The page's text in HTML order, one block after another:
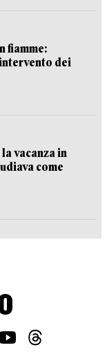
fiamme:
dei
vacanza in
come